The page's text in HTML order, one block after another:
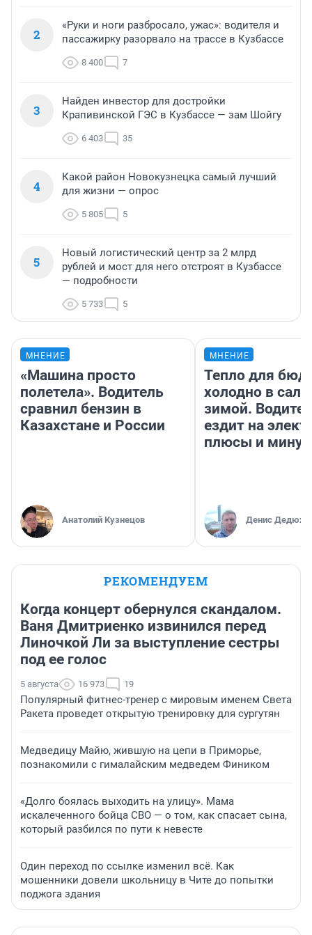
2
«Руки и ноги разбросало, ужас»: водителя и
пассажирку разорвало на трассе в Кузбассе
8 400 7
3
Найден инвестор для достройки
Крапивинской ГЭС в Кузбассе — зам Шойгу
6 403 35
4
Какой район Новокузнецка самый лучший
для жизни — опрос
5 805 5
5
Новый логистический центр за 2 млрд
рублей и мост для него отстроят в Кузбассе
— подробности
5 733 5
МНЕНИЕ
«Машина просто
полетела». Водитель
сравнил бензин в
Казахстане и России
Анатолий Кузнецов
МНЕНИЕ
Тепло для
холодно в
зимой.
ездит на
плюсы и
Денис
РЕКОМЕНДУЕМ
Когда концерт обернулся скандалом.
Ваня Дмитриенко извинился перед
Линочкой Ли за выступление сестры
под ее голос
5 августа 16 973 19
Популярный фитнес-тренер с мировым именем Света
Ракета проведет открытую тренировку для сургутян
Медведицу Майю, жившую на цепи в Приморье,
познакомили с гималайским медведем Фиником
«Долго боялась выходить на улицу». Мама
искалеченного бойца СВО — о том, как спасает сына,
который разбился по пути к невесте
Один переход по ссылке изменил всё. Как
мошенники довели школьницу в Чите до попытки
поджога здания